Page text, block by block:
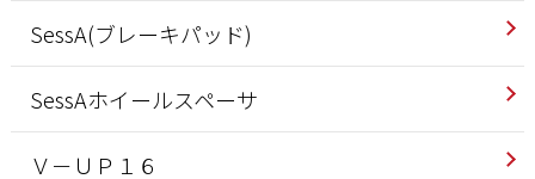
SessA(ブレーキパッド)
SessAホイールスペーサ
Ｖ－ＵＰ１６